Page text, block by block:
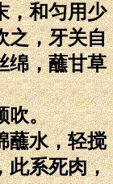
，和匀用少
之，牙关自
绵，蘸甘草
吹。
蘸水，轻搅
此系死肉，